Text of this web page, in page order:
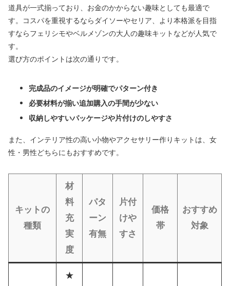
道具が一式揃っており、お金のかからない趣味としても最適で
す。コスパを重視するならダイソーやセリア、より本格派を目指
すならフェリシモやベルメゾンの大人の趣味キットなどが人気で
す。
選び方のポイントは次の通りです。
完成品のイメージが明確でパターン付き
必要材料が揃い追加購入の手間が少ない
収納しやすいパッケージや片付けのしやすさ
また、インテリア性の高い小物やアクセサリー作りキットは、女
性・男性どちらにもおすすめです。
キットの
種類
材
料
充
実
度
パタ
ーン
有無
片付
けや
すさ
価格
帯
おすすめ
対象
★